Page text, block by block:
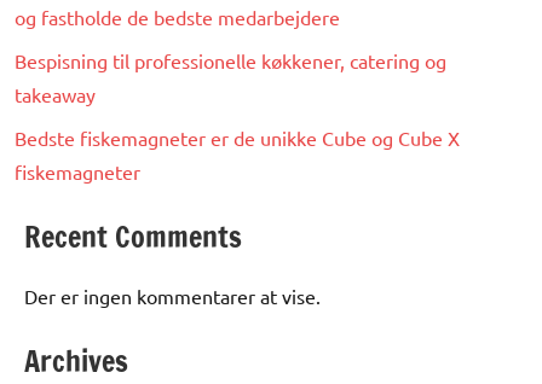
og fastholde de bedste medarbejdere
Bespisning til professionelle køkkener, catering og
takeaway
Bedste fiskemagneter er de unikke Cube og Cube X
fiskemagneter
Recent Comments
Der er ingen kommentarer at vise.
Archives